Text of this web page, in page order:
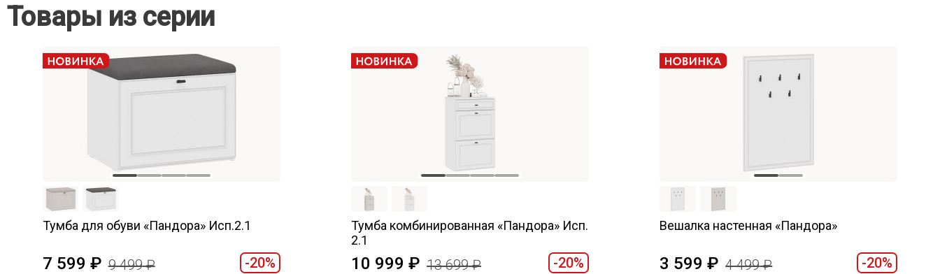
Товары из серии
Тумба для обуви «Пандора» Исп.2.1
7 599 9 499 -20%
Тумба комбинированная «Пандора» Исп.
2.1
10 999 13 699 -20%
Вешалка настенная «Пандора»
3 599 4 499 -20%